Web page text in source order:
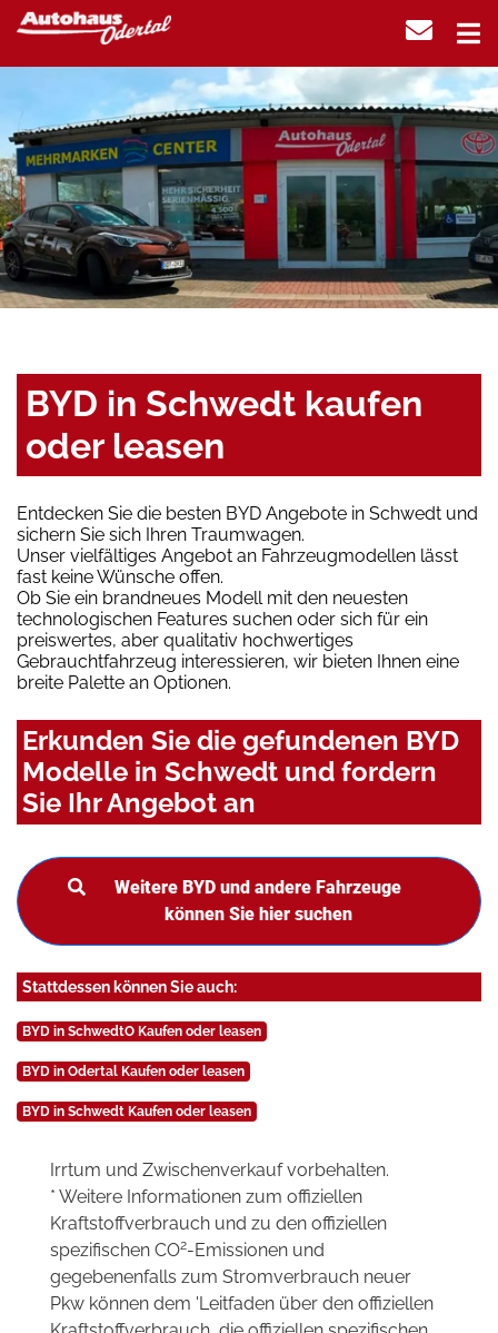
BYD in Schwedt kaufen
oder leasen
Entdecken Sie die besten BYD Angebote in Schwedt und
sichern Sie sich Ihren Traumwagen.
Unser vielfältiges Angebot an Fahrzeugmodellen lässt
fast keine Wünsche offen.
Ob Sie ein brandneues Modell mit den neuesten
technologischen Features suchen oder sich für ein
preiswertes, aber qualitativ hochwertiges
Gebrauchtfahrzeug interessieren, wir bieten Ihnen eine
breite Palette an Optionen.
Erkunden Sie die gefundenen BYD
Modelle in Schwedt und fordern
Sie Ihr Angebot an
Weitere BYD und andere Fahrzeuge
können Sie hier suchen
Stattdessen können Sie auch:
BYD in SchwedtO Kaufen oder leasen
BYD in Odertal Kaufen oder leasen
BYD in Schwedt Kaufen oder leasen
Irrtum und Zwischenverkauf vorbehalten.
* Weitere Informationen zum offiziellen
Kraftstoffverbrauch und zu den offiziellen
spezifischen CO2-Emissionen und
gegebenenfalls zum Stromverbrauch neuer
Pkw können dem 'Leitfaden über den offiziellen